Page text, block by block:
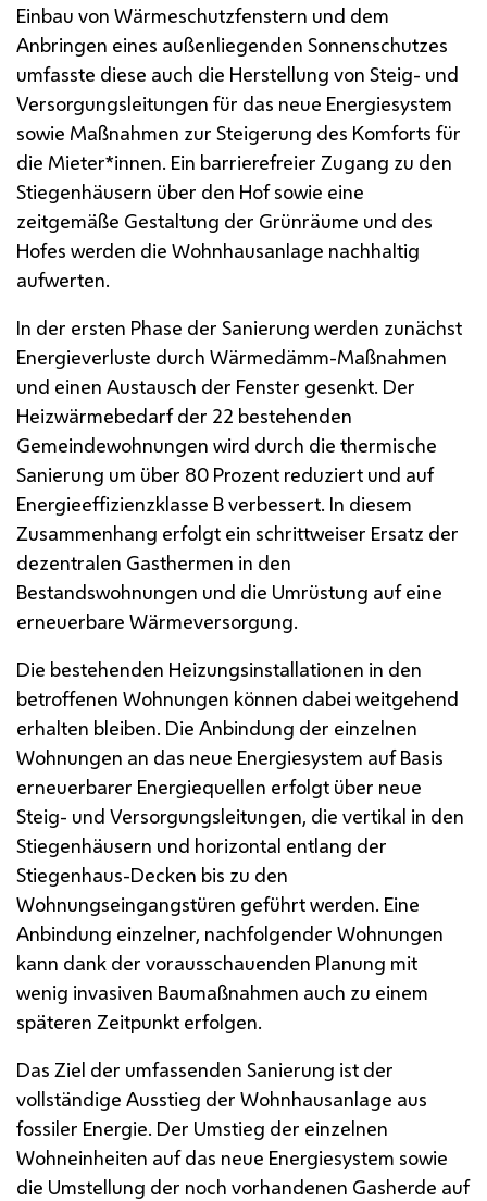
Einbau von Wärmeschutzfenstern und dem
Anbringen eines außenliegenden Sonnenschutzes
umfasste diese auch die Herstellung von Steig- und
Versorgungsleitungen für das neue Energiesystem
sowie Maßnahmen zur Steigerung des Komforts für
die Mieter*innen. Ein barrierefreier Zugang zu den
Stiegenhäusern über den Hof sowie eine
zeitgemäße Gestaltung der Grünräume und des
Hofes werden die Wohnhausanlage nachhaltig
aufwerten.
In der ersten Phase der Sanierung werden zunächst
Energieverluste durch Wärmedämm-Maßnahmen
und einen Austausch der Fenster gesenkt. Der
Heizwärmebedarf der 22 bestehenden
Gemeindewohnungen wird durch die thermische
Sanierung um über 80 Prozent reduziert und auf
Energieeffizienzklasse B verbessert. In diesem
Zusammenhang erfolgt ein schrittweiser Ersatz der
dezentralen Gasthermen in den
Bestandswohnungen und die Umrüstung auf eine
erneuerbare Wärmeversorgung.
Die bestehenden Heizungsinstallationen in den
betroffenen Wohnungen können dabei weitgehend
erhalten bleiben. Die Anbindung der einzelnen
Wohnungen an das neue Energiesystem auf Basis
erneuerbarer Energiequellen erfolgt über neue
Steig- und Versorgungsleitungen, die vertikal in den
Stiegenhäusern und horizontal entlang der
Stiegenhaus-Decken bis zu den
Wohnungseingangstüren geführt werden. Eine
Anbindung einzelner, nachfolgender Wohnungen
kann dank der vorausschauenden Planung mit
wenig invasiven Baumaßnahmen auch zu einem
späteren Zeitpunkt erfolgen.
Das Ziel der umfassenden Sanierung ist der
vollständige Ausstieg der Wohnhausanlage aus
fossiler Energie. Der Umstieg der einzelnen
Wohneinheiten auf das neue Energiesystem sowie
die Umstellung der noch vorhandenen Gasherde auf